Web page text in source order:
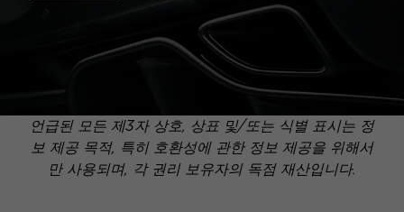
언급된 모든 제3자 상호, 상표 및/또는 식별 표시는 정
보 제공 목적, 특히 호환성에 관한 정보 제공을 위해서
만 사용되며, 각 권리 보유자의 독점 재산입니다.